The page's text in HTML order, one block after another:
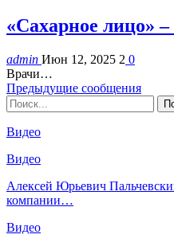
«Сахарное лицо»
admin Июн 12, 2025 2 0
Врачи…
Предыдущие сообщения
Видео
Видео
Алексей Юрьевич
компании…
Видео